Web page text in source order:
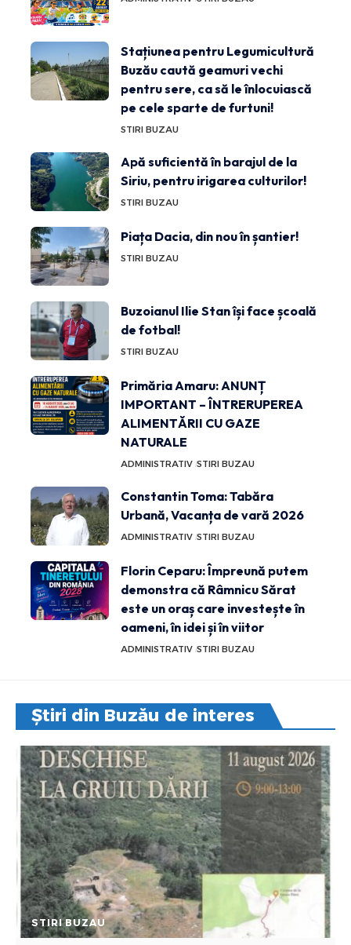
Stațiunea pentru Legumicultură
Buzău caută geamuri vechi
pentru sere, ca să le înlocuiască
pe cele sparte de furtuni!
STIRI BUZAU
Apă suficientă în barajul de la
Siriu, pentru irigarea culturilor!
STIRI BUZAU
Piața Dacia, din nou în șantier!
STIRI BUZAU
Buzoianul Ilie Stan își face școală
de fotbal!
STIRI BUZAU
Primăria Amaru: ANUNȚ
IMPORTANT – ÎNTRERUPEREA
ALIMENTĂRII CU GAZE
NATURALE
ADMINISTRATIV STIRI BUZAU
Constantin Toma: Tabăra
Urbană, Vacanța de vară 2026
ADMINISTRATIV STIRI BUZAU
Florin Ceparu: Împreună putem
demonstra că Râmnicu Sărat
este un oraș care investește în
oameni, în idei și în viitor
ADMINISTRATIV STIRI BUZAU
Știri din Buzău de interes
STIRI BUZAU